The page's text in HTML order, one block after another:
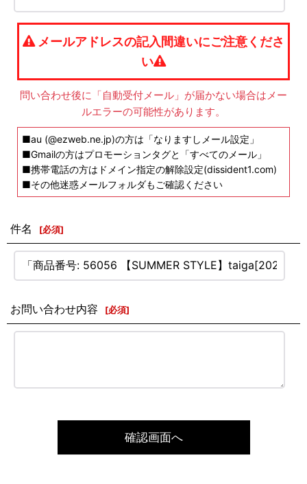
メールアドレスの記入間違いにご注意くださ
い
問い合わせ後に「自動受付メール」が届かない場合はメー
ルエラーの可能性があります。
■au (@ezweb.ne.jp)の方は「なりますしメール設定」
■Gmailの方はプロモーションタグと「すべてのメール」
■携帯電話の方はドメイン指定の解除設定(dissident1.com)
■その他迷惑メールフォルダもご確認ください
件名 [必須]
お問い合わせ内容 [必須]
確認画面へ